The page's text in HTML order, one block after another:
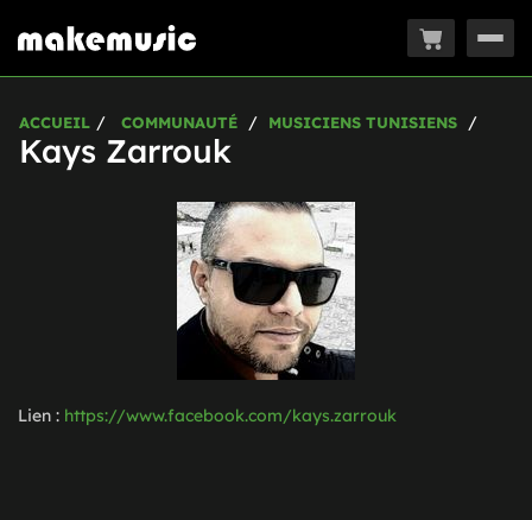
ACCUEIL COMMUNAUTÉ MUSICIENS TUNISIENS
Kays Zarrouk
Lien : https://www.facebook.com/kays.zarrouk